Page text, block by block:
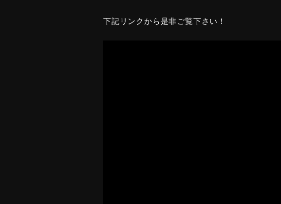
下記リンクから是非ご覧下さい！